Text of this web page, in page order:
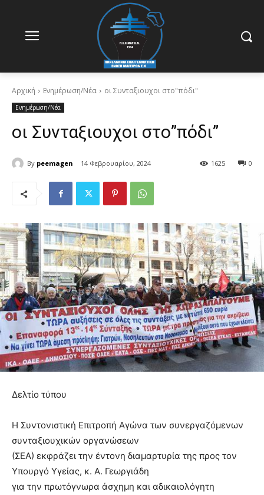
Αρχική Ενημέρωση/Νέα οι Συνταξιουχοι στο"πόδι"
Ενημέρωση/Νέα
οι Συνταξιουχοι στο”πόδι”
By peemagen 14 Φεβρουαρίου, 2024 0
1625
Δελτίο τύπου
Η Συντονιστική Επιτροπή Αγώνα των συνεργαζόμενων
συνταξιουχικών οργανώσεων
(ΣΕΑ) εκφράζει την έντονη διαμαρτυρία της προς τον
Υπουργό Υγείας, κ. Α. Γεωργιάδη
για την πρωτόγνωρα άσχημη και αδικαιολόγητη